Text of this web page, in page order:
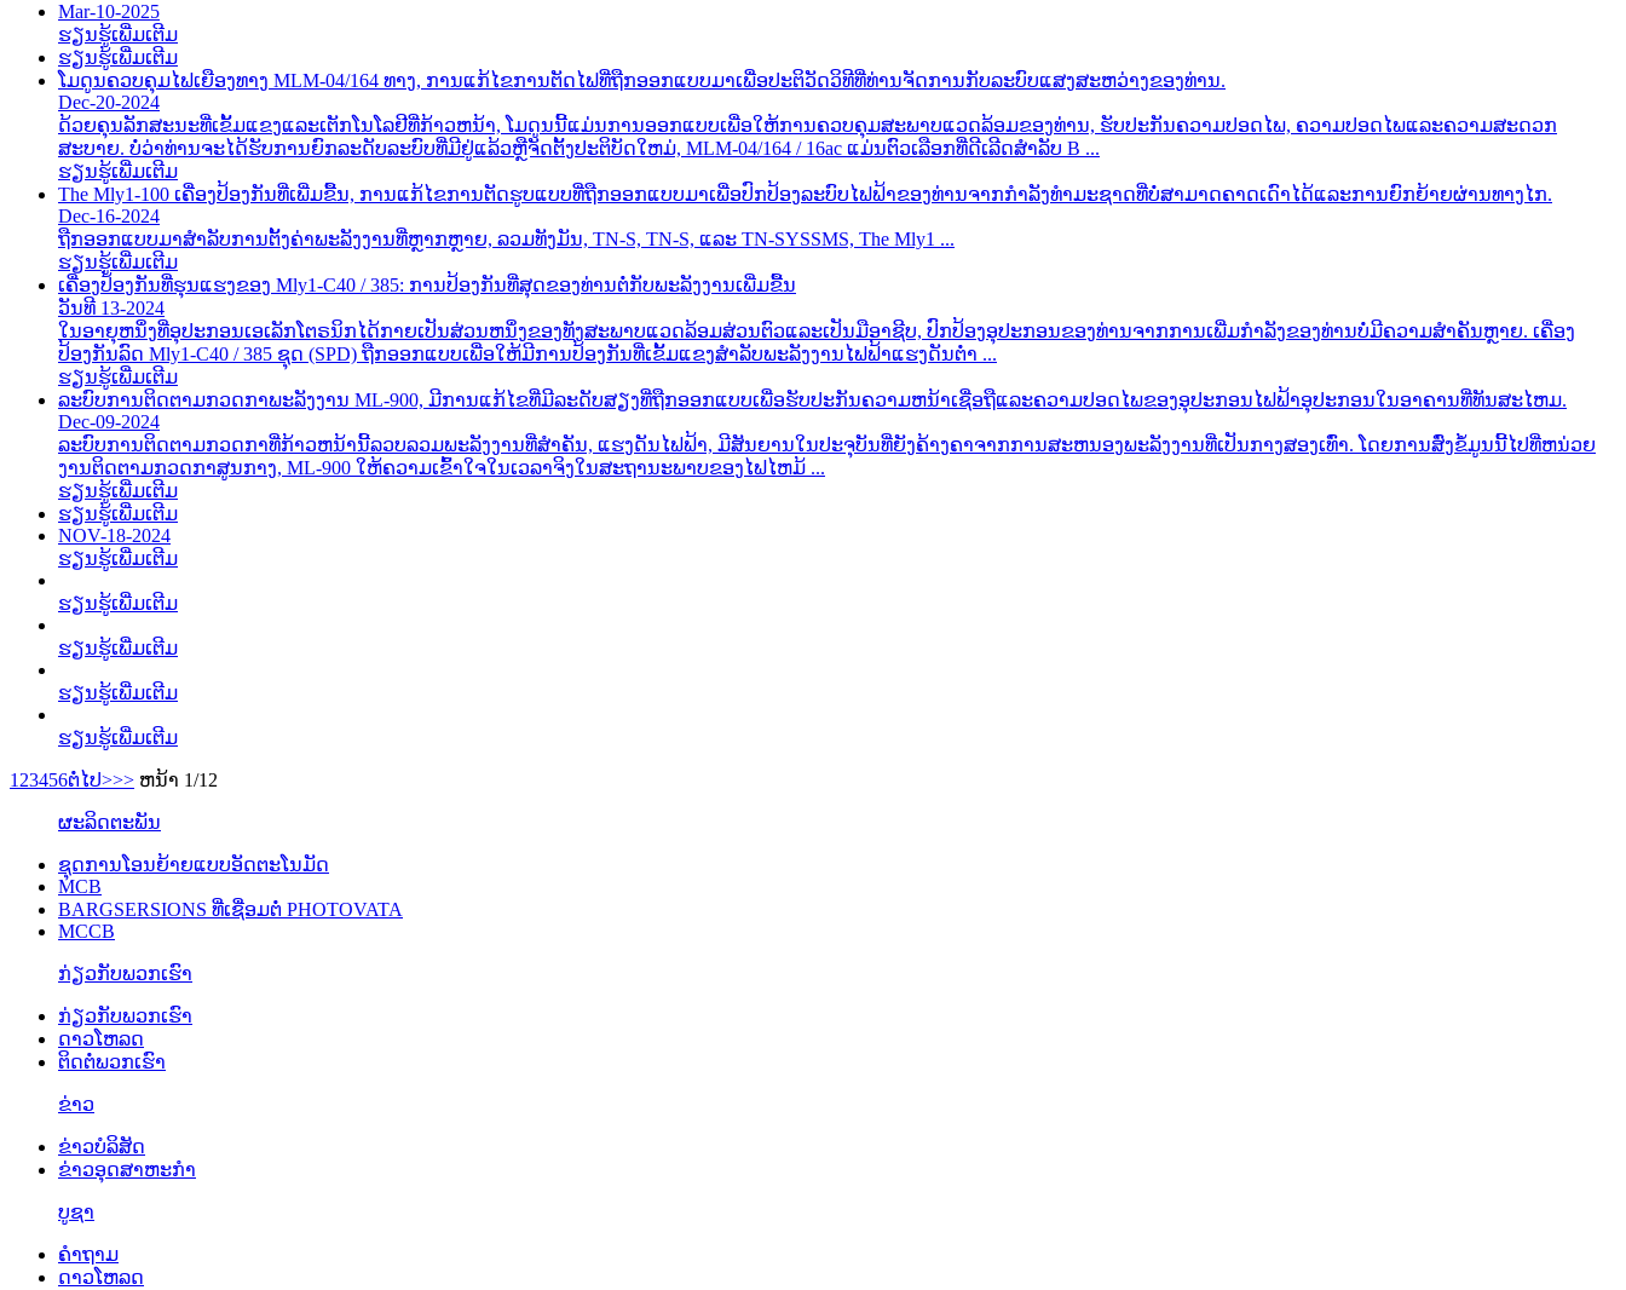
Mar-10-2025
ຮຽນຮູ້ເພີ່ມເຕີມ
ຮຽນຮູ້ເພີ່ມເຕີມ
ໂມດູນຄວບຄຸມໄຟເຍືອງທາງ MLM-04/164 ທາງ, ການແກ້ໄຂການຕັດໄຟທີ່ຖືກອອກແບບມາເພື່ອປະຕິວັດວິທີທີ່ທ່ານຈັດການກັບລະບົບແສງສະຫວ່າງຂອງທ່ານ.
Dec-20-2024
ດ້ວຍຄຸນລັກສະນະທີ່ເຂັ້ມແຂງແລະເຕັກໂນໂລຢີທີ່ກ້າວຫນ້າ, ໂມດູນນີ້ແມ່ນການອອກແບບເພື່ອໃຫ້ການຄວບຄຸມສະພາບແວດລ້ອມຂອງທ່ານ, ຮັບປະກັນຄວາມປອດໄພ, ຄວາມປອດໄພແລະຄວາມສະດວກ
ສະບາຍ. ບໍ່ວ່າທ່ານຈະໄດ້ຮັບການຍົກລະດັບລະບົບທີ່ມີຢູ່ແລ້ວຫຼືຈັດຕັ້ງປະຕິບັດໃຫມ່, MLM-04/164 / 16ac ແມ່ນຕົວເລືອກທີ່ດີເລີດສໍາລັບ B ...
ຮຽນຮູ້ເພີ່ມເຕີມ
The Mly1-100 ເຄື່ອງປ້ອງກັນທີ່ເພີ່ມຂື້ນ, ການແກ້ໄຂການຕັດຮູບແບບທີ່ຖືກອອກແບບມາເພື່ອປົກປ້ອງລະບົບໄຟຟ້າຂອງທ່ານຈາກກໍາລັງທໍາມະຊາດທີ່ບໍ່ສາມາດຄາດເດົາໄດ້ແລະການຍົກຍ້າຍຜ່ານທາງໄກ.
Dec-16-2024
ຖືກອອກແບບມາສໍາລັບການຕັ້ງຄ່າພະລັງງານທີ່ຫຼາກຫຼາຍ, ລວມທັງມັນ, TN-S, TN-S, ແລະ TN-SYSSMS, The Mly1 ...
ຮຽນຮູ້ເພີ່ມເຕີມ
ເຄື່ອງປ້ອງກັນທີ່ຮຸນແຮງຂອງ Mly1-C40 / 385: ການປ້ອງກັນທີ່ສຸດຂອງທ່ານຕໍ່ກັບພະລັງງານເພີ່ມຂື້ນ
ວັນທີ 13-2024
ໃນອາຍຸຫນຶ່ງທີ່ອຸປະກອນເອເລັກໂຕຣນິກໄດ້ກາຍເປັນສ່ວນຫນຶ່ງຂອງທັງສະພາບແວດລ້ອມສ່ວນຕົວແລະເປັນມືອາຊີບ, ປົກປ້ອງອຸປະກອນຂອງທ່ານຈາກການເພີ່ມກໍາລັງຂອງທ່ານບໍ່ມີຄວາມສໍາຄັນຫຼາຍ. ເຄື່ອງ
ປ້ອງກັນລົດ Mly1-C40 / 385 ຊຸດ (SPD) ຖືກອອກແບບເພື່ອໃຫ້ມີການປ້ອງກັນທີ່ເຂັ້ມແຂງສໍາລັບພະລັງງານໄຟຟ້າແຮງດັນຕ່ໍາ ...
ຮຽນຮູ້ເພີ່ມເຕີມ
ລະບົບການຕິດຕາມກວດກາພະລັງງານ ML-900, ມີການແກ້ໄຂທີ່ມີລະດັບສຽງທີ່ຖືກອອກແບບເພື່ອຮັບປະກັນຄວາມຫນ້າເຊື່ອຖືແລະຄວາມປອດໄພຂອງອຸປະກອນໄຟຟ້າອຸປະກອນໃນອາຄານທີ່ທັນສະໄຫມ.
Dec-09-2024
ລະບົບການຕິດຕາມກວດກາທີ່ກ້າວຫນ້ານີ້ລວບລວມພະລັງງານທີ່ສໍາຄັນ, ແຮງດັນໄຟຟ້າ, ມີສັນຍານໃນປະຈຸບັນທີ່ຍັງຄ້າງຄາຈາກການສະຫນອງພະລັງງານທີ່ເປັນກາງສອງເທົ່າ. ໂດຍການສົ່ງຂໍ້ມູນນີ້ໄປທີ່ຫນ່ວຍ
ງານຕິດຕາມກວດກາສູນກາງ, ML-900 ໃຫ້ຄວາມເຂົ້າໃຈໃນເວລາຈິງໃນສະຖານະພາບຂອງໄຟໄຫມ້ ...
ຮຽນຮູ້ເພີ່ມເຕີມ
ຮຽນຮູ້ເພີ່ມເຕີມ
NOV-18-2024
ຮຽນຮູ້ເພີ່ມເຕີມ
ຮຽນຮູ້ເພີ່ມເຕີມ
ຮຽນຮູ້ເພີ່ມເຕີມ
ຮຽນຮູ້ເພີ່ມເຕີມ
ຮຽນຮູ້ເພີ່ມເຕີມ
1 23456ຕໍ່ໄປ>>> ຫນ້າ 1/12
ຜະລິດຕະພັນ
ຊຸດການໂອນຍ້າຍແບບອັດຕະໂນມັດ
MCB
BARGSERSIONS ທີ່ເຊື່ອມຕໍ່ PHOTOVATA
MCCB
ກ່ຽວກັບພວກເຮົາ
ກ່ຽວກັບພວກເຮົາ
ດາວໂຫລດ
ຕິດຕໍ່ພວກເຮົາ
ຂ່າວ
ຂ່າວບໍລິສັດ
ຂ່າວອຸດສາຫະກໍາ
ບູຊາ
ຄໍາຖາມ
ດາວໂຫລດ